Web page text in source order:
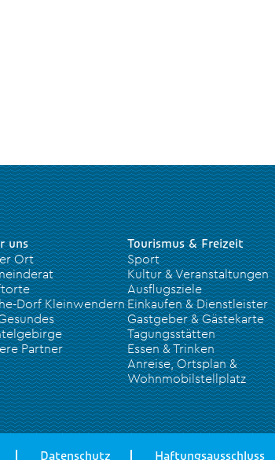
uns
Ort
Dorf Kleinwendern
Partner
Tourismus & Freizeit
Sport
Kultur & Veranstaltungen
Ausflugsziele
Einkaufen & Dienstleister
Gastgeber & Gästekarte
Tagungsstätten
Essen & Trinken
Anreise, Ortsplan &
Wohnmobilstellplatz
Datenschutz Haftungsausschluss